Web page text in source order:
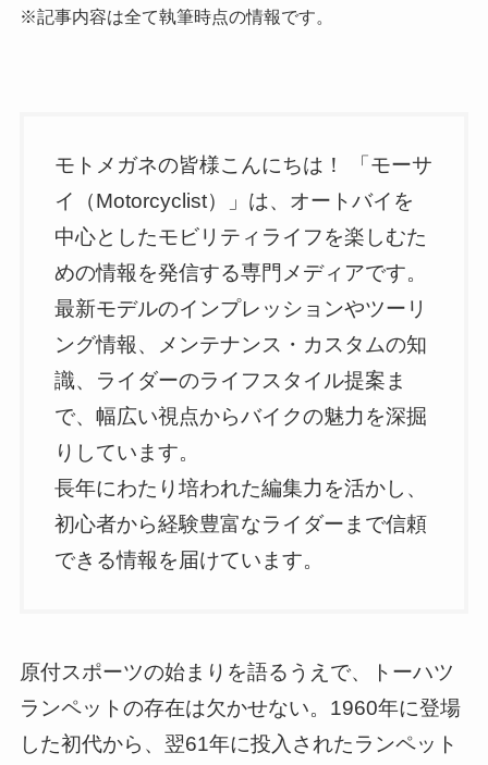
※記事内容は全て執筆時点の情報です。
モトメガネの皆様こんにちは！ 「モーサ
イ（Motorcyclist）」は、オートバイを
中心としたモビリティライフを楽しむた
めの情報を発信する専門メディアです。
最新モデルのインプレッションやツーリ
ング情報、メンテナンス・カスタムの知
識、ライダーのライフスタイル提案ま
で、幅広い視点からバイクの魅力を深掘
りしています。
長年にわたり培われた編集力を活かし、
初心者から経験豊富なライダーまで信頼
できる情報を届けています。
原付スポーツの始まりを語るうえで、トーハツ
ランペットの存在は欠かせない。1960年に登場
した初代から、翌61年に投入されたランペット